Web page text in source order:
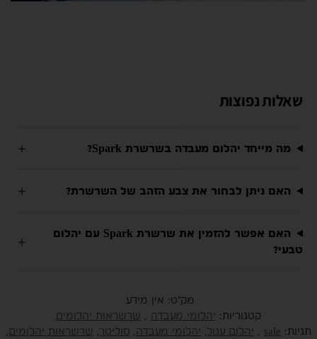
שאלות נפוצות
מה מייחד יהלום מעבדה בשרשרת Spark?
האם ניתן לבחור את צבע הזהב של השרשרת?
האם אפשר להזמין את שרשרת Spark עם יהלום
טבעי?
מק"ט: אין מידע
קטגוריות: יהלומי מעבדה , שרשראות יהלומים
תגיות: sale
, יהלום עגול, יהלומי מעבדה, סוליטר, שרשראות יהלומים ,